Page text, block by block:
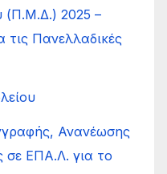
(Π.Μ.Δ.) 2025 –
τις Πανελλαδικές
Ανανέωσης
σε ΕΠΑ.Λ. για το